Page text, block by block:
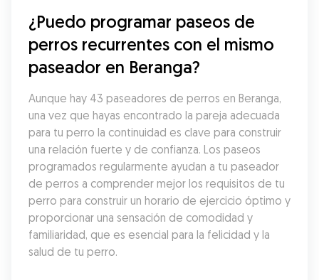
¿Puedo programar paseos de
perros recurrentes con el mismo
paseador en Beranga?
Aunque hay 43 paseadores de perros en Beranga,
una vez que hayas encontrado la pareja adecuada
para tu perro la continuidad es clave para construir
una relación fuerte y de confianza. Los paseos
programados regularmente ayudan a tu paseador
de perros a comprender mejor los requisitos de tu
perro para construir un horario de ejercicio óptimo y
proporcionar una sensación de comodidad y
familiaridad, que es esencial para la felicidad y la
salud de tu perro.